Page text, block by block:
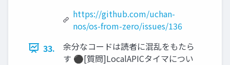
https://github.com/uchan-
nos/os-from-zero/issues/136
33.
余分なコードは読者に混乱をもたら
す ⚫[質問]LocalAPICタイマについ